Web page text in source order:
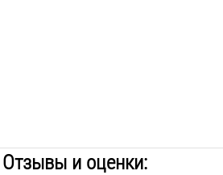
Отзывы и оценки: